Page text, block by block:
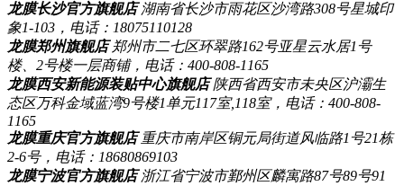
龙膜长沙官方旗舰店湖南省长沙市雨花区沙湾路308号星城印
象1-103，电话：18075110128
龙膜郑州旗舰店郑州市二七区环翠路162号亚星云水居1号
楼、2号楼一层商铺，电话：400-808-1165
龙膜西安新能源装贴中心旗舰店陕西省西安市未央区沪灞生
态区万科金域蓝湾9号楼1单元117室,118室，电话：400-808-
1165
龙膜重庆官方旗舰店重庆市南岸区铜元局街道风临路1号21栋
2-6号，电话：18680869103
龙膜宁波官方旗舰店浙江省宁波市鄞州区麟寓路87号89号91